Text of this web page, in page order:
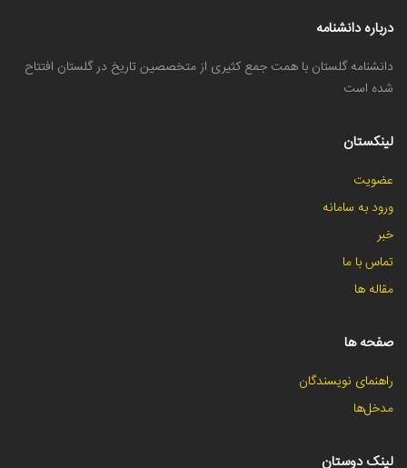
درباره دانشنامه
دانشنامه گلستان با همت جمع کثیری از متخصصین تاریخ در گلستان افتتاح
شده است
لینکستان
عضویت
ورود به سامانه
خبر
تماس با ما
مقاله ها
صفحه ها
راهنمای نویسندگان
مدخل‌ها
لینک دوستان